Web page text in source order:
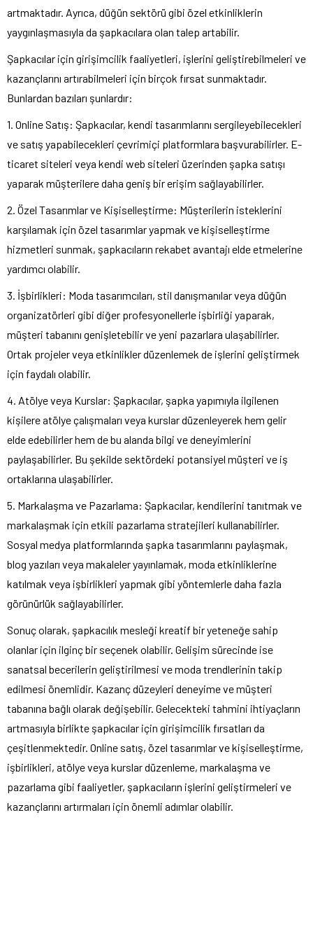
artmaktadır. Ayrıca, düğün sektörü gibi özel etkinliklerin
yaygınlaşmasıyla da şapkacılara olan talep artabilir.
Şapkacılar için girişimcilik faaliyetleri, işlerini geliştirebilmeleri ve
kazançlarını artırabilmeleri için birçok fırsat sunmaktadır.
Bunlardan bazıları şunlardır:
1. Online Satış: Şapkacılar, kendi tasarımlarını sergileyebilecekleri
ve satış yapabilecekleri çevrimiçi platformlara başvurabilirler. E-
ticaret siteleri veya kendi web siteleri üzerinden şapka satışı
yaparak müşterilere daha geniş bir erişim sağlayabilirler.
2. Özel Tasarımlar ve Kişiselleştirme: Müşterilerin isteklerini
karşılamak için özel tasarımlar yapmak ve kişiselleştirme
hizmetleri sunmak, şapkacıların rekabet avantajı elde etmelerine
yardımcı olabilir.
3. İşbirlikleri: Moda tasarımcıları, stil danışmanılar veya düğün
organizatörleri gibi diğer profesyonellerle işbirliği yaparak,
müşteri tabanını genişletebilir ve yeni pazarlara ulaşabilirler.
Ortak projeler veya etkinlikler düzenlemek de işlerini geliştirmek
için faydalı olabilir.
4. Atölye veya Kurslar: Şapkacılar, şapka yapımıyla ilgilenen
kişilere atölye çalışmaları veya kurslar düzenleyerek hem gelir
elde edebilirler hem de bu alanda bilgi ve deneyimlerini
paylaşabilirler. Bu şekilde sektördeki potansiyel müşteri ve iş
ortaklarına ulaşabilirler.
5. Markalaşma ve Pazarlama: Şapkacılar, kendilerini tanıtmak ve
markalaşmak için etkili pazarlama stratejileri kullanabilirler.
Sosyal medya platformlarında şapka tasarımlarını paylaşmak,
blog yazıları veya makaleler yayınlamak, moda etkinliklerine
katılmak veya işbirlikleri yapmak gibi yöntemlerle daha fazla
görünürlük sağlayabilirler.
Sonuç olarak, şapkacılık mesleği kreatif bir yeteneğe sahip
olanlar için ilginç bir seçenek olabilir. Gelişim sürecinde ise
sanatsal becerilerin geliştirilmesi ve moda trendlerinin takip
edilmesi önemlidir. Kazanç düzeyleri deneyime ve müşteri
tabanına bağlı olarak değişebilir. Gelecekteki tahmini ihtiyaçların
artmasıyla birlikte şapkacılar için girişimcilik fırsatları da
çeşitlenmektedir. Online satış, özel tasarımlar ve kişiselleştirme,
işbirlikleri, atölye veya kurslar düzenleme, markalaşma ve
pazarlama gibi faaliyetler, şapkacıların işlerini geliştirmeleri ve
kazançlarını artırmaları için önemli adımlar olabilir.